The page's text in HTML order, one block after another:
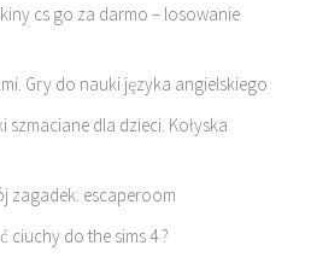
cs go za darmo – losowanie
Gry do nauki języka angielskiego
dla dzieci. Kołyska
zagadek: escaperoom
do the sims 4 ?